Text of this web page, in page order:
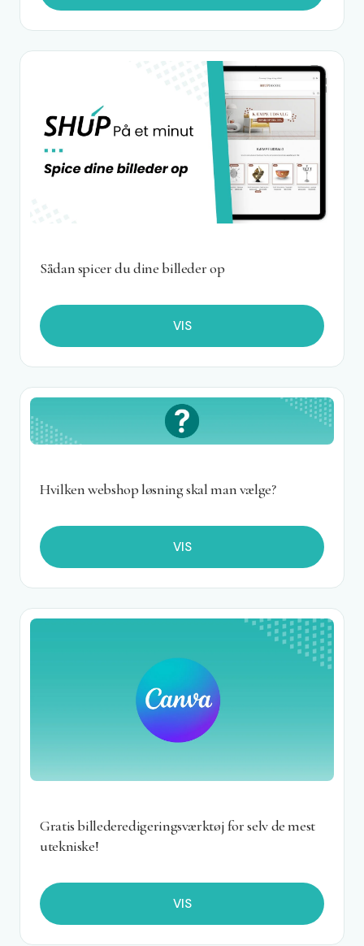
Sådan spicer du dine billeder op
VIS
Hvilken webshop løsning skal man vælge?
VIS
Gratis billederedigeringsværktøj for selv de mest
utekniske!
VIS